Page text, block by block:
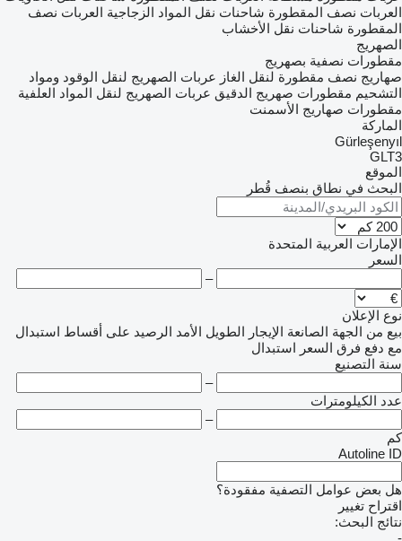
العربات نصف المقطورة شاحنات نقل المواد الزجاجية العربات نصف
المقطورة شاحنات نقل الأخشاب
الصهريج
مقطورات نصفية بصهريج
صهاريج نصف مقطورة لنقل الغاز عربات الصهريج لنقل الوقود ومواد
التشحيم مقطورات صهريج الدقيق عربات الصهريج لنقل المواد العلفية
مقطورات صهاريج الأسمنت
الماركة
Gürleşenyıl
GLT3
الموقع
البحث في نطاق بنصف قُطر
الإمارات العربية المتحدة
السعر
–
نوع الإعلان
بيع من الجهة الصانعة الإيجار الطويل الأمد الرصيد على أقساط استبدال
مع دفع فرق السعر استبدال
سنة التصنيع
–
عدد الكيلومترات
–
كم
Autoline ID
هل بعض عوامل التصفية مفقودة؟
اقتراح تغيير
نتائج البحث: